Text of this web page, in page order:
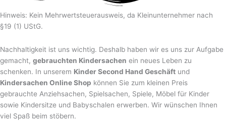
Hinweis: Kein Mehrwertsteuerausweis, da Kleinunternehmer nach
§19 (1) UStG.
Nachhaltigkeit ist uns wichtig. Deshalb haben wir es uns zur Aufgabe
gemacht, gebrauchten Kindersachen ein neues Leben zu
schenken. In unserem Kinder Second Hand Geschäft und
Kindersachen Online Shop können Sie zum kleinen Preis
gebrauchte Anziehsachen, Spiel­sachen, Spiele, Möbel für Kinder
sowie Kindersitze und Babyschalen erwerben. Wir wünschen Ihnen
viel Spaß beim stöbern.